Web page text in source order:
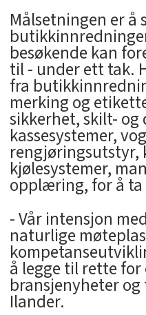
Målsetningen er å
besøkende kan
til - under ett tak.
fra
merking og
sikkerhet, skilt- og
kassesystemer,
rengjøringsutstyr,
kjølesystemer,
opplæring, for å ta
- Vår intensjon
naturlige
å legge til rette
bransjenyheter
Ilander.